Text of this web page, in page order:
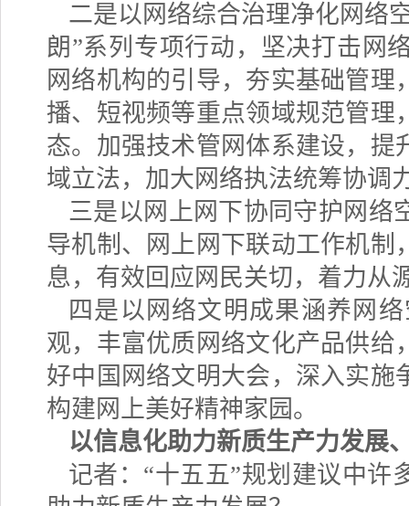
二是以网络综合治理净化网络
朗”系列专项行动，坚决打击网
网络机构的引导，夯实基础管
播、短视频等重点领域规范管理
态。加强技术管网体系建设，提
域立法，加大网络执法统筹协调
三是以网上网下协同守护网络
导机制、网上网下联动工作机制
息，有效回应网民关切，着力从
四是以网络文明成果涵养网
观，丰富优质网络文化产品供给
好中国网络文明大会，深入实施
构建网上美好精神家园。
以信息化助力新质生产力发展
记者： “十五五”规划建议中许